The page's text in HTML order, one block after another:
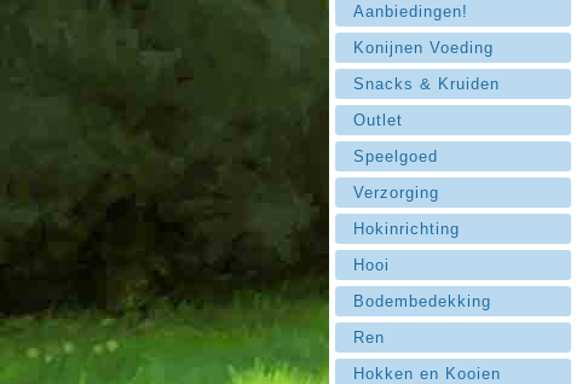
Aanbiedingen!
Konijnen Voeding
Snacks & Kruiden
Outlet
Speelgoed
Verzorging
Hokinrichting
Hooi
Bodembedekking
Ren
Hokken en Kooien